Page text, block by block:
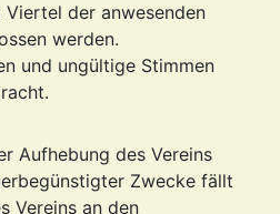
der anwesenden
werden.
und ungültige Stimmen
Aufhebung des Vereins
Zwecke fällt
Vereins an den